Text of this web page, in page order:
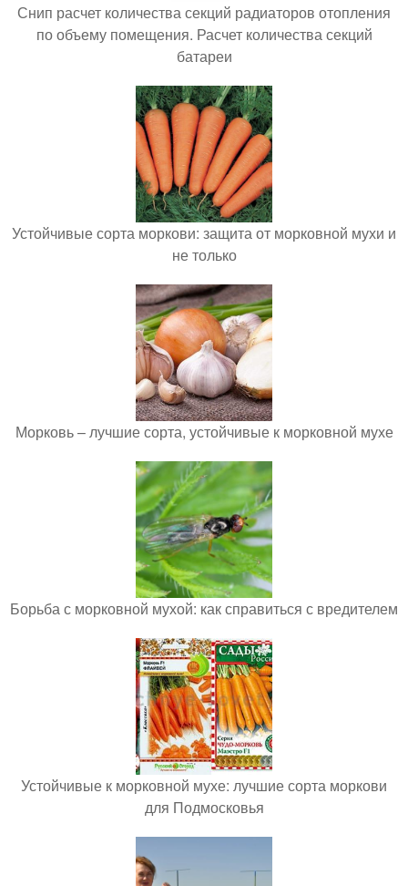
Снип расчет количества секций радиаторов отопления
по объему помещения. Расчет количества секций
батареи
Устойчивые сорта моркови: защита от морковной мухи и
не только
Морковь – лучшие сорта, устойчивые к морковной мухе
Борьба с морковной мухой: как справиться с вредителем
Устойчивые к морковной мухе: лучшие сорта моркови
для Подмосковья